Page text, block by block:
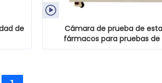
de

Cámara de prueba de
fármacos para pruebas